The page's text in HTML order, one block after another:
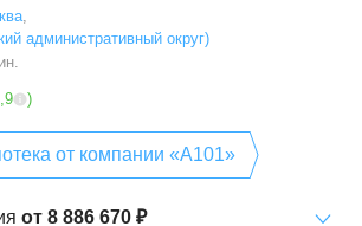
,
административный округ)
)
от компании «А101»
от 8 886 670 ₽